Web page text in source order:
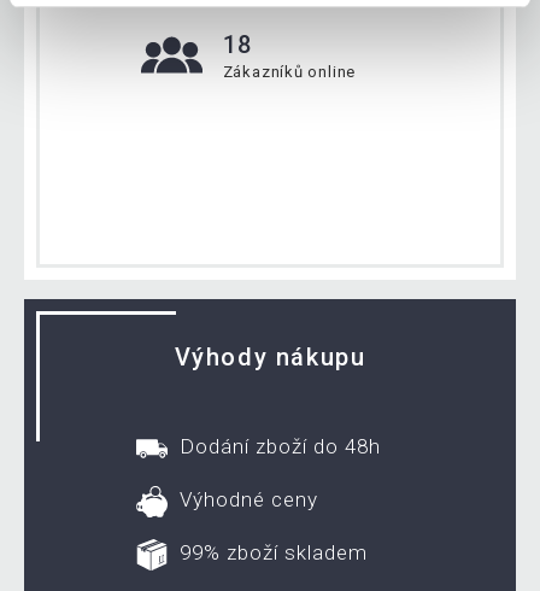
18
Zákazníků online
Výhody nákupu
Dodání zboží do 48h
Výhodné ceny
99% zboží skladem